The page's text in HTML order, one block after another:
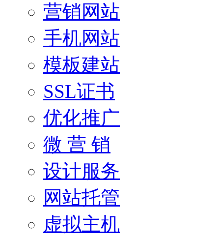
营销网站
手机网站
模板建站
SSL证书
优化推广
微 营 销
设计服务
网站托管
虚拟主机